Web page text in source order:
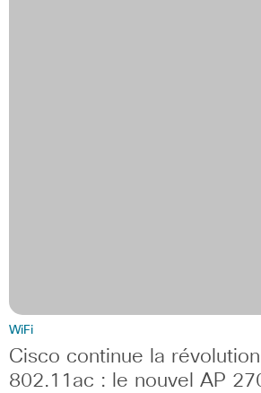
WiFi
Cisco continue la
802.11ac : le nouvel AP